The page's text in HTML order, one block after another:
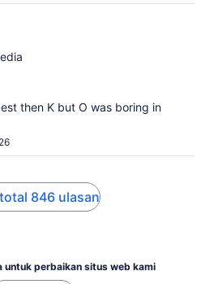
then K but O was boring in
846 ulasan
untuk perbaikan situs web kami